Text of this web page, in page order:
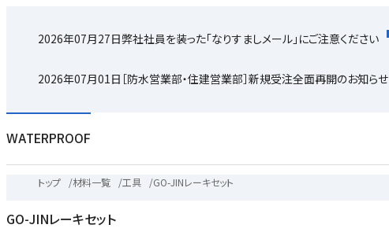
2026年07月27日弊社社員を装った「なりすましメール」にご注意ください
2026年07月01日 ［防水営業部・住建営業部］新規受注全面再開のお知らせ
WATERPROOF
トップ /材料一覧 /工具 /GO-JINレーキセット
GO-JINレーキセット